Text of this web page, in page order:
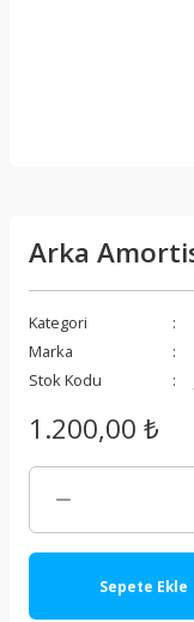
Arka
Kategori
Marka
Stok Kodu
1.200,00 ₺
Sepete Ekle